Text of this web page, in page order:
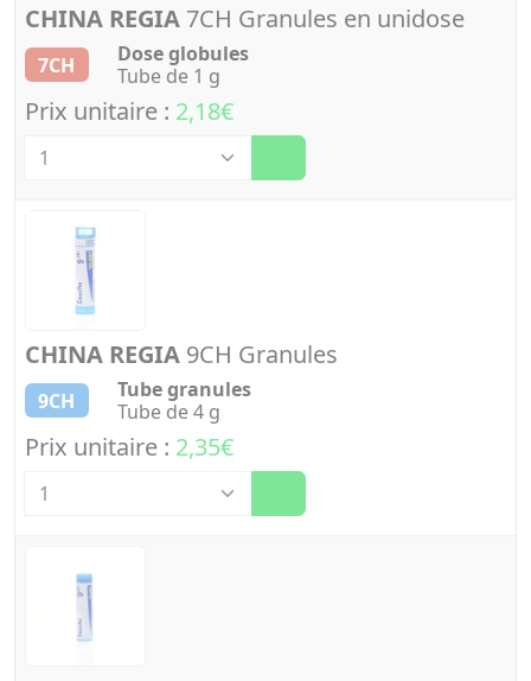
CHINA REGIA 7CH Granules en unidose
7CH
Dose globules
Tube de 1 g
Prix unitaire : 2,18€
CHINA REGIA 9CH Granules
9CH
Tube granules
Tube de 4 g
Prix unitaire : 2,35€